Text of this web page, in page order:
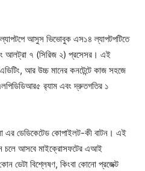
আসুস ভিভোবুক এস১৪ ল্যাপটপটিতে
আলট্রা ৭ (সিরিজ ২) প্রসেসর। এই
আর উচ্চ মানের কনটেন্টে কাজ সহজে
র‍্যাম এবং দ্রুতগতির ১
এর ডেডিকেটেড কোপাইলট-কী বাটন। এই
চলে আসবে মাইক্রোসফটের এআই
ডেটা বিশ্লেষণ, কিংবা কোনো প্রজেক্ট